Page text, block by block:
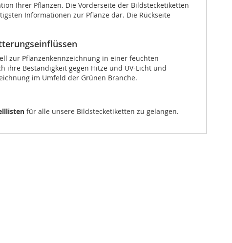
Ihrer Pflanzen. Die Vorderseite der Bildstecketiketten
Informationen zur Pflanze dar. Die Rückseite
zur Pflanzenkennzeichnung in einer feuchten
ihre Beständigkeit gegen Hitze und UV-Licht und
im Umfeld der Grünen Branche.
für alle unsere Bildstecketiketten zu gelangen.